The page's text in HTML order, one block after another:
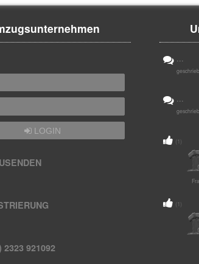
LOGIN
2323 921092
(1)
(1)